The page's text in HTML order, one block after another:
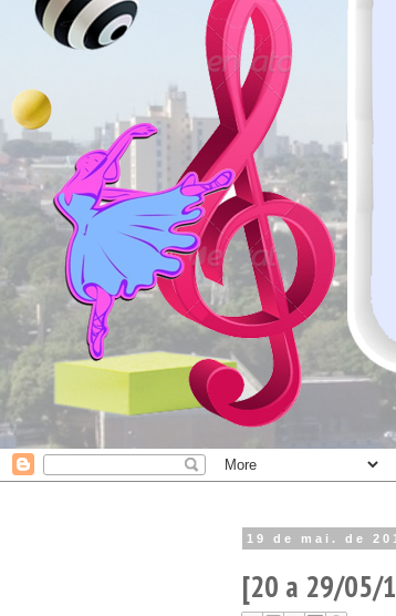
19 de mai. de
[20 a 29/05/